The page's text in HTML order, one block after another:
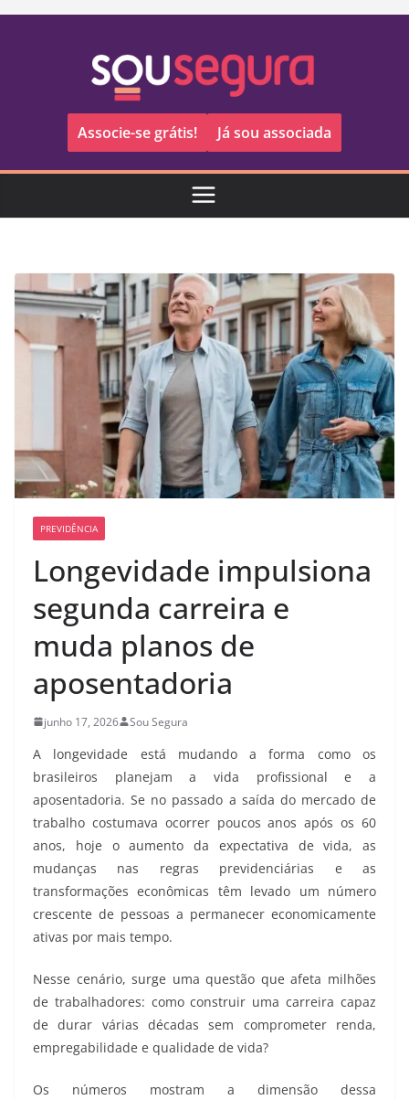
Pular
Associe-se grátis! Já sou associada
PREVIDÊNCIA
Longevidade impulsiona
segunda carreira e
muda planos de
aposentadoria
junho 17, 2026 Sou Segura
A longevidade está mudando a forma como os
brasileiros planejam a vida profissional e a
aposentadoria. Se no passado a saída do mercado de
trabalho costumava ocorrer poucos anos após os 60
anos, hoje o aumento da expectativa de vida, as
mudanças nas regras previdenciárias e as
transformações econômicas têm levado um número
crescente de pessoas a permanecer economicamente
ativas por mais tempo.
Nesse cenário, surge uma questão que afeta milhões
de trabalhadores: como construir uma carreira capaz
de durar várias décadas sem comprometer renda,
empregabilidade e qualidade de vida?
Os números mostram a dimensão dessa